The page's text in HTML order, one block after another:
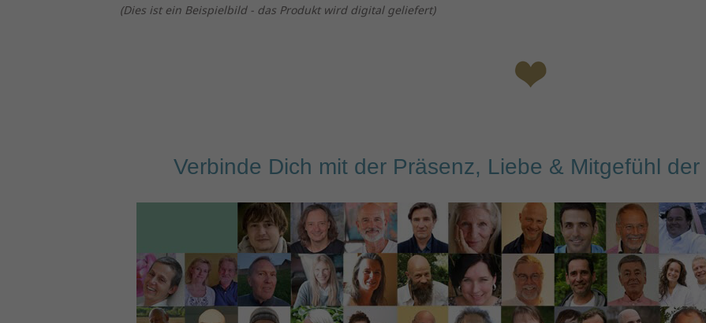
(Dies ist ein Beispielbild - das Produkt wird digital geliefert)
Verbinde Dich mit der Präsenz, Liebe & Mitgefühl der